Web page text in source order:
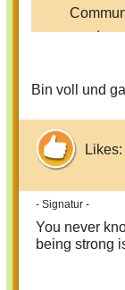
Bin voll und
- Signatur -
You never
being strong